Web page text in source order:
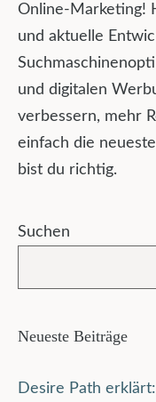
Online-Marketing!
und aktuelle
und digitalen
verbessern, mehr
einfach die
bist du richtig.
Suchen
Neueste Beiträge
Desire Path